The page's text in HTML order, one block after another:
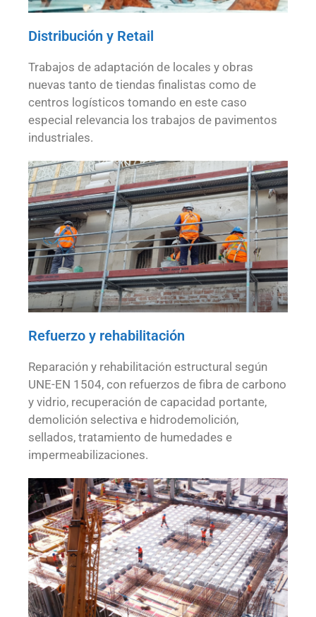
Distribución y Retail
Trabajos de adaptación de locales y obras
nuevas tanto de tiendas finalistas como de
centros logísticos tomando en este caso
especial relevancia los trabajos de pavimentos
industriales.
Refuerzo y rehabilitación
Reparación y rehabilitación estructural según
UNE-EN 1504, con refuerzos de fibra de carbono
y vidrio, recuperación de capacidad portante,
demolición selectiva e hidrodemolición,
sellados, tratamiento de humedades e
impermeabilizaciones.